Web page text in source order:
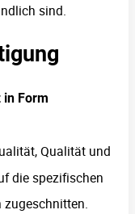
sind.
in Form
Qualität und
die spezifischen
zugeschnitten.